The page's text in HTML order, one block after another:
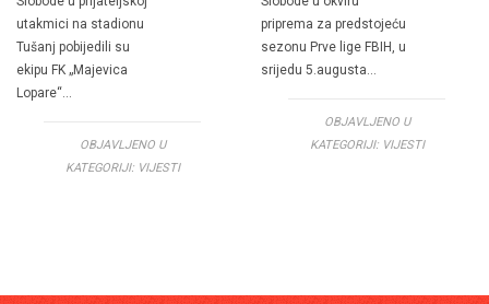
utakmici na stadionu
Tušanj pobijedili su
ekipu FK „Majevica
Lopare“…
OBJAVLJENO U
KATEGORIJI: VIJESTI
priprema za predstojeću
sezonu Prve lige FBIH, u
srijedu 5.augusta…
OBJAVLJENO U
KATEGORIJI: VIJESTI